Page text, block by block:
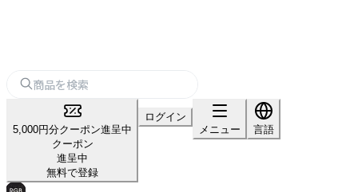
5,000円分クーポン進呈中
クーポン
進呈中
無料で登録
ログイン
メニュー
言語